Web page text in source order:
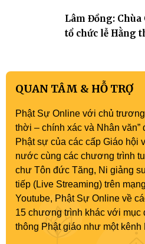
Lâm Đồng:
tổ chức lễ Hằng
QUAN TÂM & HỖ TRỢ
Phật Sự Online với chủ
thời – chính xác và Nhân văn”
Phật sự của các cấp Giáo hội
nước cùng các chương trình
chư Tôn đức Tăng, Ni giảng
tiếp (Live Streaming) trên
Youtube, Phật Sự Online về
15 chương trình khác với mục
thông Phật giáo như một